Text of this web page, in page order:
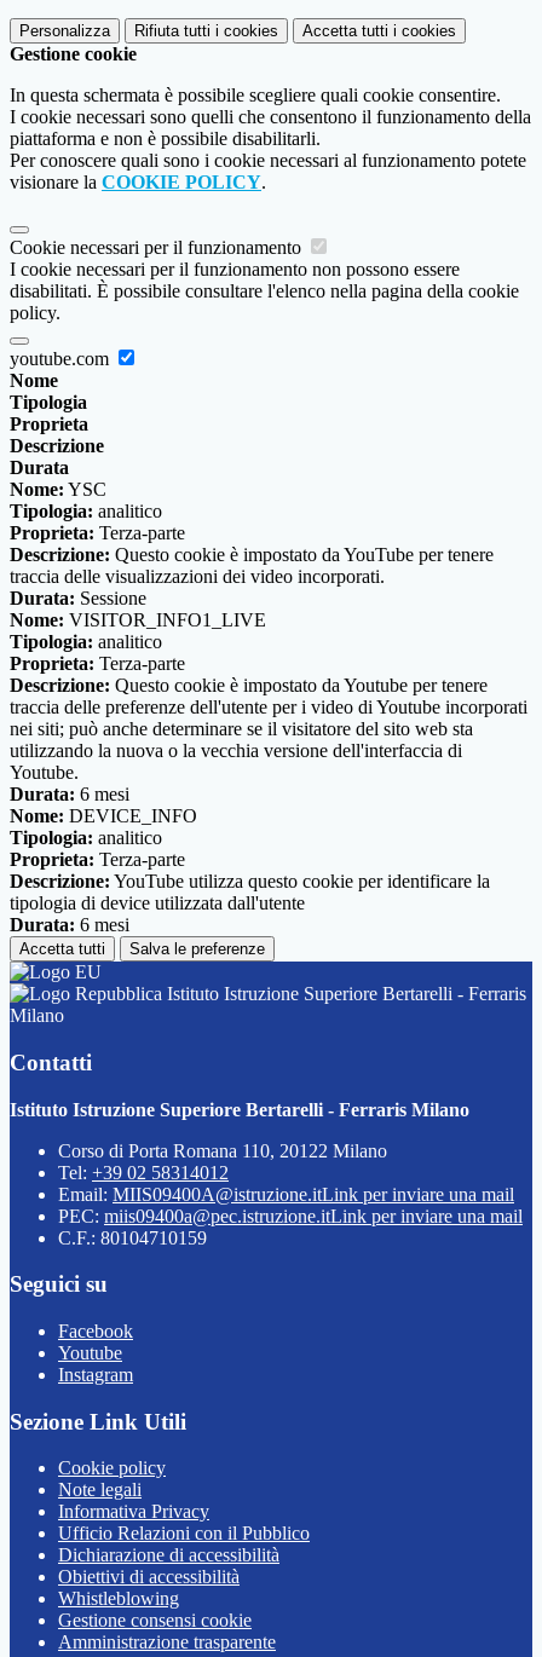
Personalizza Rifiuta tutti i cookies Accetta tutti i cookies
Gestione cookie
In questa schermata è possibile scegliere quali cookie consentire.
I cookie necessari sono quelli che consentono il funzionamento della
piattaforma e non è possibile disabilitarli.
Per conoscere quali sono i cookie necessari al funzionamento potete
visionare la COOKIE POLICY.
Cookie necessari per il funzionamento
I cookie necessari per il funzionamento non possono essere
disabilitati. È possibile consultare l'elenco nella pagina della cookie
policy.
youtube.com
Nome
Tipologia
Proprieta
Descrizione
Durata
Nome: YSC
Tipologia: analitico
Proprieta: Terza-parte
Descrizione: Questo cookie è impostato da YouTube per tenere
traccia delle visualizzazioni dei video incorporati.
Durata: Sessione
Nome: VISITOR_INFO1_LIVE
Tipologia: analitico
Proprieta: Terza-parte
Descrizione: Questo cookie è impostato da Youtube per tenere
traccia delle preferenze dell'utente per i video di Youtube incorporati
nei siti; può anche determinare se il visitatore del sito web sta
utilizzando la nuova o la vecchia versione dell'interfaccia di
Youtube.
Durata: 6 mesi
Nome: DEVICE_INFO
Tipologia: analitico
Proprieta: Terza-parte
Descrizione: YouTube utilizza questo cookie per identificare la
tipologia di device utilizzata dall'utente
Durata: 6 mesi
Accetta tutti Salva le preferenze
Istituto Istruzione Superiore Bertarelli - Ferraris
Milano
Contatti
Istituto Istruzione Superiore Bertarelli - Ferraris Milano
Corso di Porta Romana 110, 20122 Milano
Tel: +39 02 58314012
Email: MIIS09400A@istruzione.itLink per inviare una mail
PEC: miis09400a@pec.istruzione.itLink per inviare una mail
C.F.: 80104710159
Seguici su
Facebook
Youtube
Instagram
Sezione Link Utili
Cookie policy
Note legali
Informativa Privacy
Ufficio Relazioni con il Pubblico
Dichiarazione di accessibilità
Obiettivi di accessibilità
Whistleblowing
Gestione consensi cookie
Amministrazione trasparente